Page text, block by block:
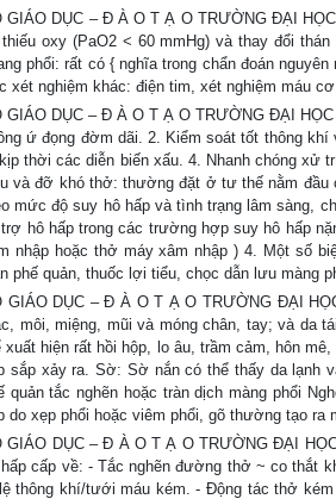
GIÁO DỤC – Đ À O T Ạ O TRƯỜNG ĐẠI
oxy (PaO2 < 60 mmHg) và thay đổi
phổi: rất có { nghĩa trong chẩn đoán
xét nghiệm khác: điện tim, xét nghiệm máu
GIÁO DỤC – Đ À O T Ạ O TRƯỜNG ĐẠI
ứ đọng đờm dãi. 2. Kiểm soát tốt thông
thời các diễn biến xấu. 4. Nhanh chóng xử
và đỡ khó thở: thường đặt ở tư thế nằm đầu
mức độ suy hô hấp và tình trạng lâm sàng,
trợ hô hấp trong các trường hợp suy hô hấp
nhập hoặc thở máy xâm nhập ) 4. Một số
phế quản, thuốc lợi tiểu, chọc dẫn lưu màng
GIÁO DỤC – Đ À O T Ạ O TRƯỜNG ĐẠI
môi, miệng, mũi và móng chân, tay; và da
xuất hiện rất hồi hộp, lo âu, trầm cảm, hôn
sắp xảy ra. Sờ: Sờ nắn có thể thấy da lạnh
quản tắc nghẽn hoặc tràn dịch màng phổi
do xẹp phổi hoặc viêm phổi, gõ thường tạo ra
GIÁO DỤC – Đ À O T Ạ O TRƯỜNG ĐẠI
hấp cấp về: - Tắc nghẽn đường thở ~ co thắt
thông khí/tưới máu kém. - Động tác thở